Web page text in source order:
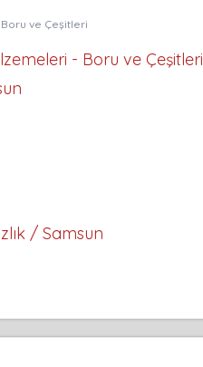
- Boru ve Çeşitleri
/ Samsun